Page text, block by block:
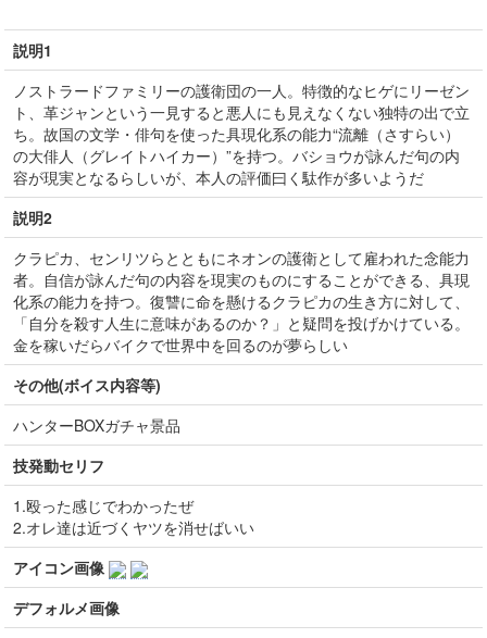
説明1
ノストラードファミリーの護衛団の一人。特徴的なヒゲにリーゼン
ト、革ジャンという一見すると悪人にも見えなくない独特の出で立
ち。故国の文学・俳句を使った具現化系の能力“流離（さすらい）
の大俳人（グレイトハイカー）”を持つ。バショウが詠んだ句の内
容が現実となるらしいが、本人の評価曰く駄作が多いようだ
説明2
クラピカ、センリツらとともにネオンの護衛として雇われた念能力
者。自信が詠んだ句の内容を現実のものにすることができる、具現
化系の能力を持つ。復讐に命を懸けるクラピカの生き方に対して、
「自分を殺す人生に意味があるのか？」と疑問を投げかけている。
金を稼いだらバイクで世界中を回るのが夢らしい
その他(ボイス内容等)
ハンターBOXガチャ景品
技発動セリフ
1.殴った感じでわかったぜ
2.オレ達は近づくヤツを消せばいい
アイコン画像
デフォルメ画像